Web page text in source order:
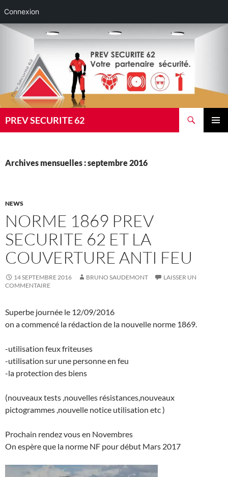
Connexion
Aller
PREV SECURITE 62
Archives mensuelles : septembre 2016
NEWS
NORME 1869 PREV
SECURITE 62 ET LA
COUVERTURE ANTI FEU
14 SEPTEMBRE 2016 BRUNO SAUDEMONT
LAISSER UN
COMMENTAIRE
Superbe journée le 12/09/2016
on a commencé la rédaction de la nouvelle norme 1869.
-utilisation feux friteuses
-utilisation sur une personne en feu
-la protection des biens
(nouveaux tests ,nouvelles résistances,nouveaux
pictogrammes ,nouvelle notice utilisation etc )
Prochain rendez vous en Novembres
On espère que la norme NF pour début Mars 2017